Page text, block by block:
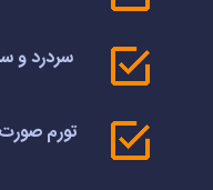
سردرد و
تورم